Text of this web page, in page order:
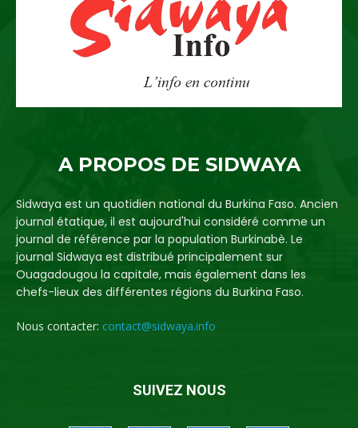
A PROPOS DE SIDWAYA
Sidwaya est un quotidien national du Burkina Faso. Ancien
journal étatique, il est aujourd'hui considéré comme un
journal de référence par la population Burkinabè. Le
journal Sidwaya est distribué principalement sur
Ouagadougou la capitale, mais également dans les
chefs-lieux des différentes régions du Burkina Faso.
Nous contacter: contact@sidwaya.info
SUIVEZ NOUS